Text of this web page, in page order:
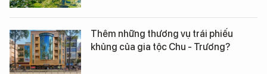
Thêm những thương vụ trái phiếu
khủng của gia tộc Chu - Trương?